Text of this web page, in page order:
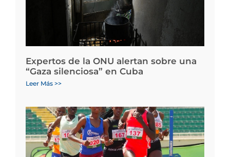
Expertos de la ONU alertan sobre una
“Gaza silenciosa” en Cuba
Leer Más >>